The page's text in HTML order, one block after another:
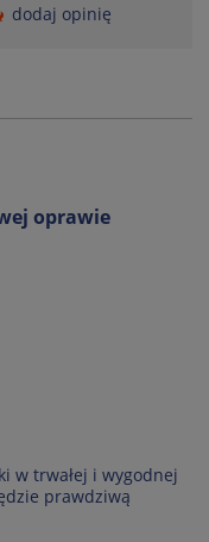
dodaj opinię
oprawie
w trwałej i wygodnej
prawdziwą